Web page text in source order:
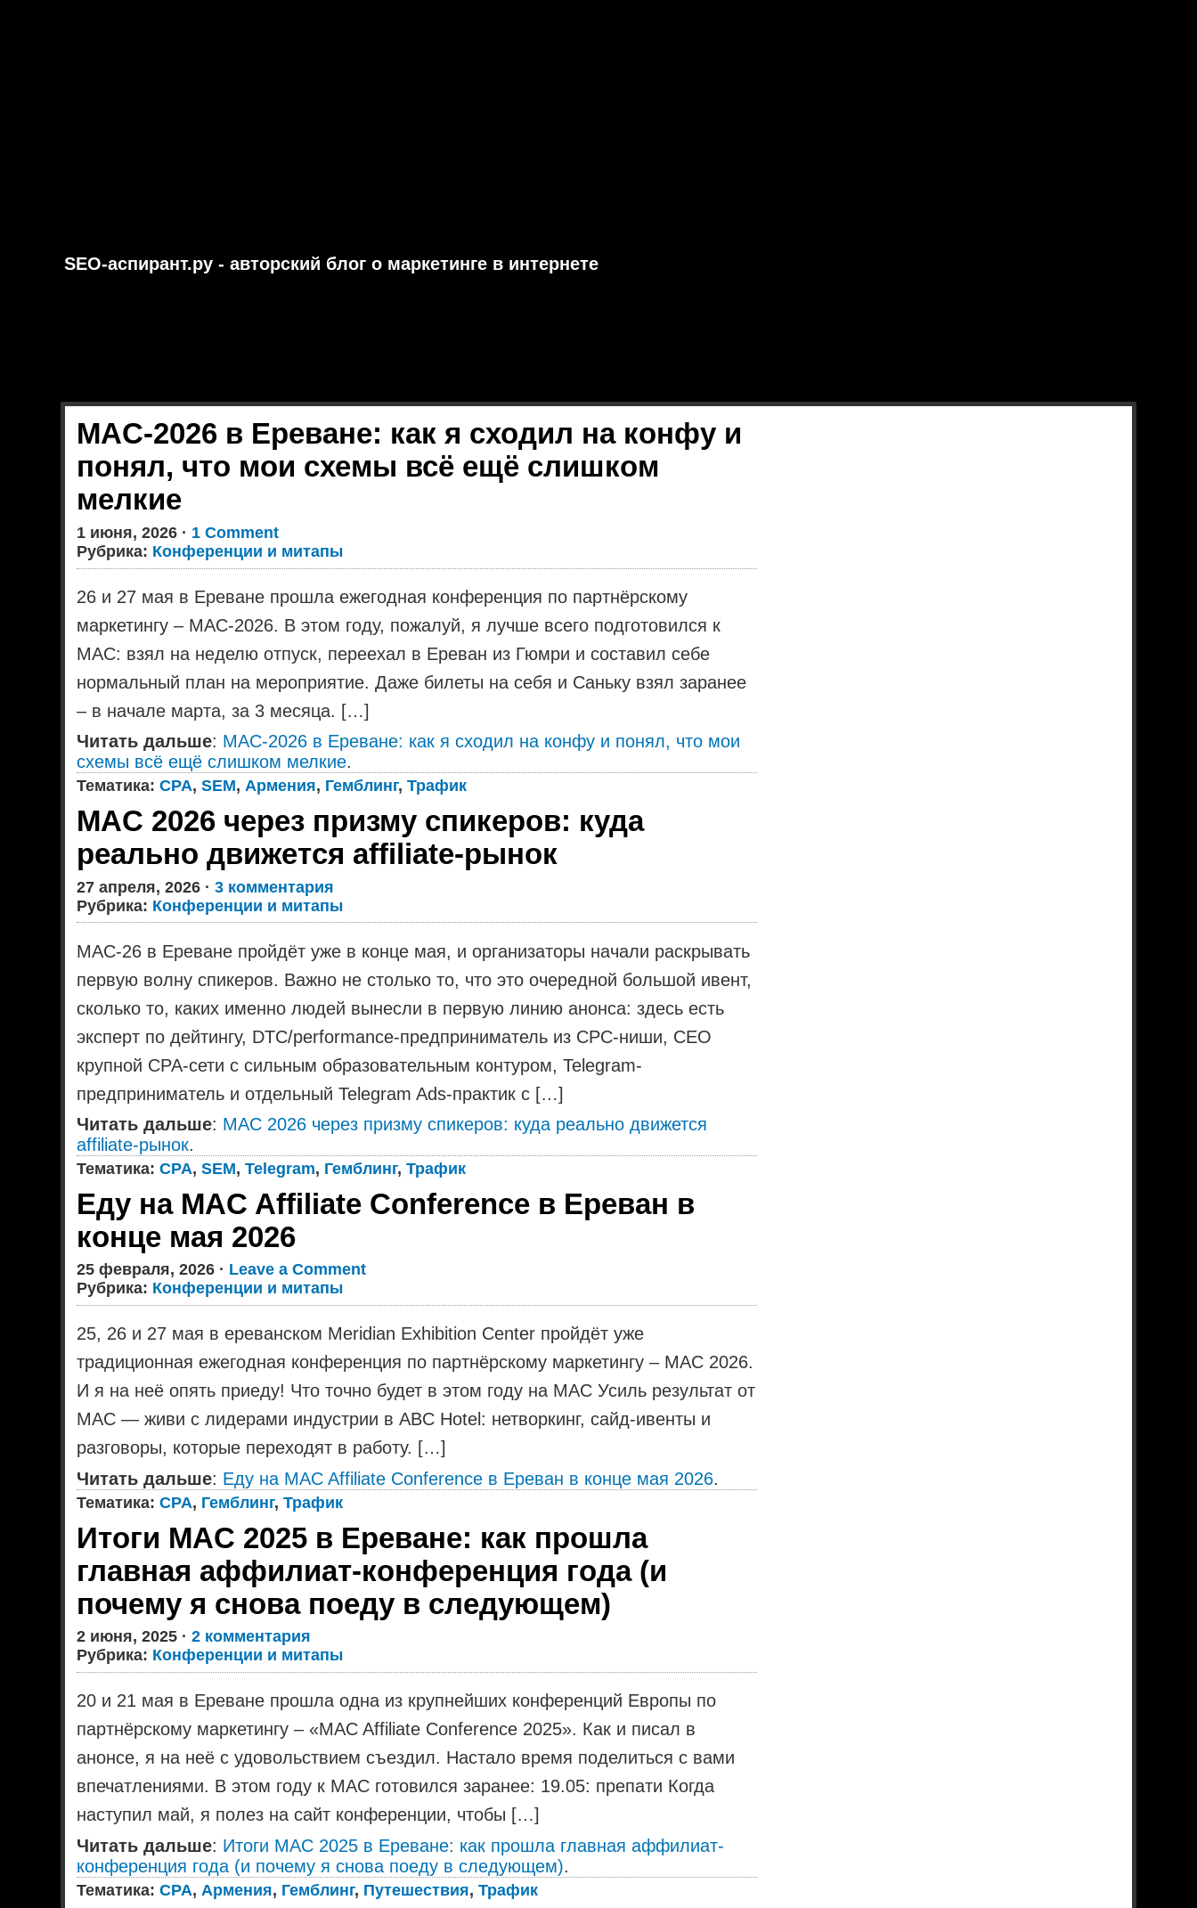
SEO-аспирант.ру - авторский блог о маркетинге в интернете
MAC-2026 в Ереване: как я сходил на конфу и
понял, что мои схемы всё ещё слишком
мелкие
1 июня, 2026 · 1 Comment
Рубрика: Конференции и митапы
26 и 27 мая в Ереване прошла ежегодная конференция по партнёрскому
маркетингу – MAC-2026. В этом году, пожалуй, я лучше всего подготовился к
MAC: взял на неделю отпуск, переехал в Ереван из Гюмри и составил себе
нормальный план на мероприятие. Даже билеты на себя и Саньку взял заранее
– в начале марта, за 3 месяца. […]
Читать дальше: MAC-2026 в Ереване: как я сходил на конфу и понял, что мои
схемы всё ещё слишком мелкие.
Тематика:CPA,SEM,Армения, Гемблинг,Трафик
MAC 2026 через призму спикеров: куда
реально движется affiliate-рынок
27 апреля, 2026 ·3 комментария
Рубрика: Конференции и митапы
MAC-26 в Ереване пройдёт уже в конце мая, и организаторы начали раскрывать
первую волну спикеров. Важно не столько то, что это очередной большой ивент,
сколько то, каких именно людей вынесли в первую линию анонса: здесь есть
эксперт по дейтингу, DTC/performance-предприниматель из CPC-ниши, CEO
крупной CPA-сети с сильным образовательным контуром, Telegram-
предприниматель и отдельный Telegram Ads-практик с […]
Читать дальше: MAC 2026 через призму спикеров: куда реально движется
affiliate-рынок.
Тематика:CPA,SEM,Telegram, Гемблинг,Трафик
Еду на MAC Affiliate Conference в Ереван в
конце мая 2026
25 февраля, 2026 · Leave a Comment
Рубрика: Конференции и митапы
25, 26 и 27 мая в ереванском Meridian Exhibition Center пройдёт уже
традиционная ежегодная конференция по партнёрскому маркетингу – MAC 2026.
И я на неё опять приеду! Что точно будет в этом году на MAC Усиль результат от
MAC — живи с лидерами индустрии в ABC Hotel: нетворкинг, сайд-ивенты и
разговоры, которые переходят в работу. […]
Читать дальше: Еду на MAC Affiliate Conference в Ереван в конце мая 2026.
Тематика:CPA, Гемблинг,Трафик
Итоги MAC 2025 в Ереване: как прошла
главная аффилиат-конференция года (и
почему я снова поеду в следующем)
2 июня, 2025 ·2 комментария
Рубрика: Конференции и митапы
20 и 21 мая в Ереване прошла одна из крупнейших конференций Европы по
партнёрскому маркетингу – «MAC Affiliate Conference 2025». Как и писал в
анонсе, я на неё с удовольствием съездил. Настало время поделиться с вами
впечатлениями. В этом году к MAC готовился заранее: 19.05: препати Когда
наступил май, я полез на сайт конференции, чтобы […]
Читать дальше: Итоги MAC 2025 в Ереване: как прошла главная аффилиат-
конференция года (и почему я снова поеду в следующем).
Тематика:CPA, Армения, Гемблинг, Путешествия,Трафик